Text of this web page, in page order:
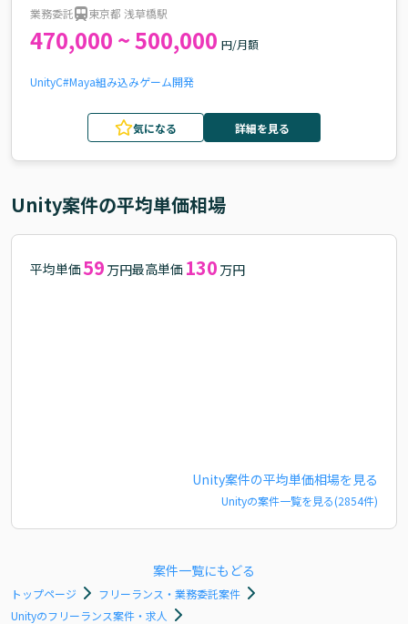
業務委託 東京都 浅草橋駅
470,000 ~ 500,000 円/月額
UnityC#Maya組み込みゲーム開発
気になる 詳細を見る
Unity案件の平均単価相場
平均単価59 万円最高単価 130 万円
Unity案件の平均単価相場を見る
Unityの案件一覧を見る(2854件)
案件一覧にもどる
トップページ
フリーランス・業務委託案件
Unityのフリーランス案件・求人